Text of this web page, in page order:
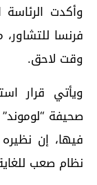
وأكدت الرئاسة
فرنسا
وقت لاحق.
ويأتي قرار
صحيفة
فيها، إن
نظام صعب